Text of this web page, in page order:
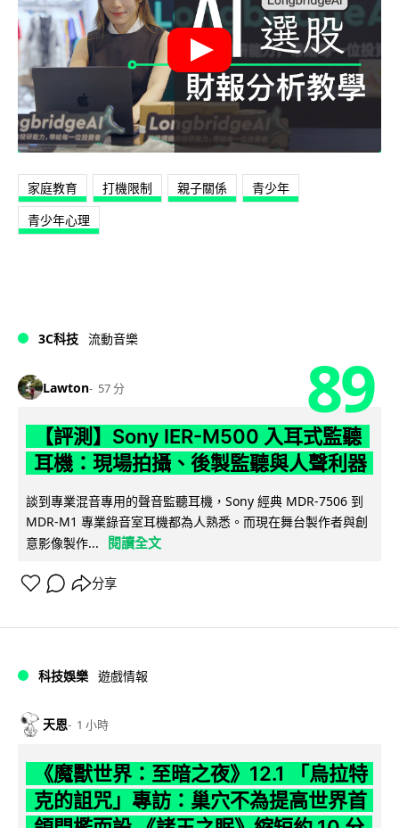
家庭教育 打機限制 親子關係
青少年
青少年心理
3C科技 流動音樂
Lawton 57 分 89
【評測】Sony IER-M500 入耳式監聽
耳機：現場拍攝、後製監聽與人聲利器
談到專業混音專用的聲音監聽耳機，Sony 經典 MDR-7506 到
MDR-M1 專業錄音室耳機都為人熟悉。而現在舞台製作者與創
意影像製作...
閱讀全文
分享
科技娛樂 遊戲情報
天恩 1 小時
《魔獸世界：至暗之夜》12.1 「烏拉特
克的詛咒」專訪：巢穴不為提高世界首